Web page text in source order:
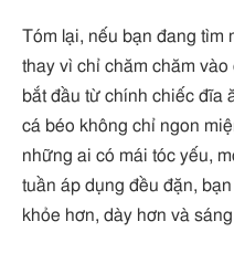
Tóm lại, nếu bạn đang tìm
thay vì chỉ chăm chăm
bắt đầu từ chính chiếc đĩa
cá béo không chỉ ngon
những ai có mái tóc yếu,
tuần áp dụng đều đặn,
khỏe hơn, dày hơn và